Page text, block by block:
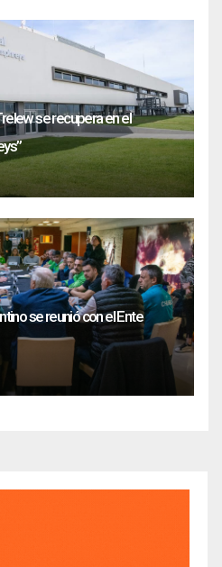
se recupera en el
se reunió con el Ente